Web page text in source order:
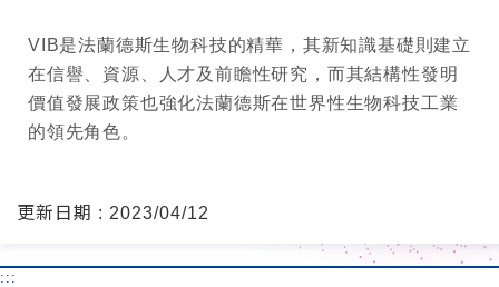
VIB是法蘭德斯生物科技的精華，其新知識基礎則建立
在信譽、資源、人才及前瞻性研究，而其結構性發明
價值發展政策也強化法蘭德斯在世界性生物科技工業
的領先角色。
更新日期 : 2023/04/12
:::